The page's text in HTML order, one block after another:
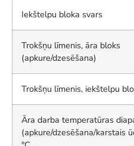
Iekštelpu bloka svars
Trokšņu līmenis, āra bloks
(apkure/dzesēšana)
Trokšņu līmenis, iekštelpu
Āra darba temperatūras
(apkure/dzesēšana/karstais